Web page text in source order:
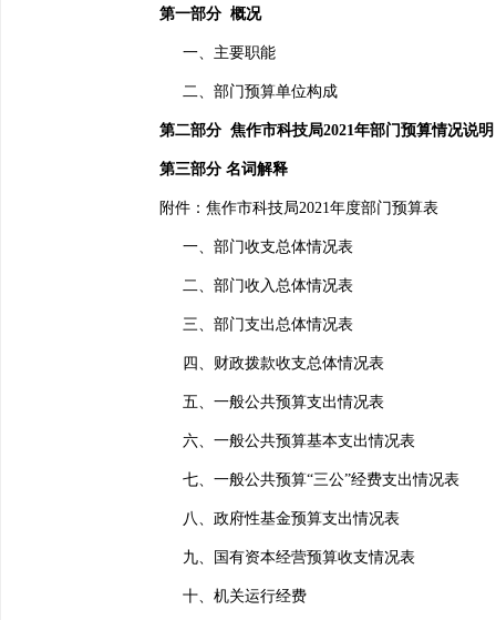
第一部分 概况
一、主要职能
二、部门预算单位构成
第二部分 焦作市科技局2021 年部门预算情况说明
第三部分 名词解释
附件： 焦作市科技局2021 年度部门预算表
一、部门收支总体情况表
二、部门收入总体情况表
三、部门支出总体情况表
四、财政拨款收支总体情况表
五、一般公共预算支出情况表
六、一般公共预算基本支出情况表
七、一般公共预算“三公”经费支出情况表
八、政府性基金预算支出情况表
九、国有资本经营预算收支情况表
十、机关运行经费